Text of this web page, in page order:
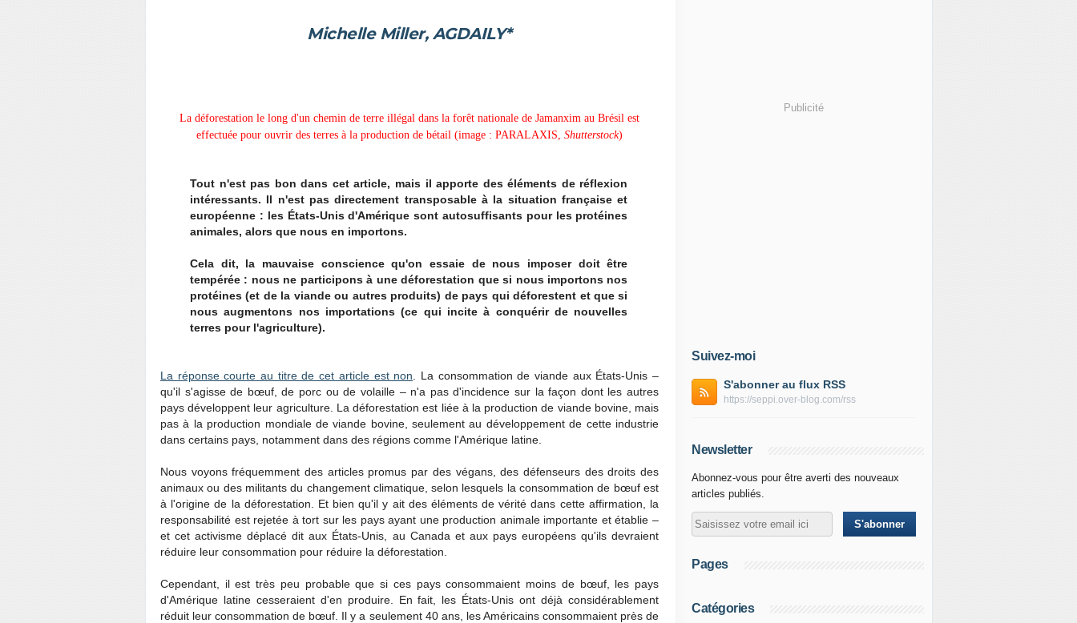
Michelle Miller, AGDAILY*
La déforestation le long d'un chemin de terre illégal dans la forêt nationale de Jamanxim au Brésil est
effectuée pour ouvrir des terres à la production de bétail (image : PARALAXIS, Shutterstock)
Tout n'est pas bon dans cet article, mais il apporte des éléments de réflexion
intéressants. Il n'est pas directement transposable à la situation française et
européenne : les États-Unis d'Amérique sont autosuffisants pour les protéines
animales, alors que nous en importons.
Cela dit, la mauvaise conscience qu'on essaie de nous imposer doit être
tempérée : nous ne participons à une déforestation que si nous importons nos
protéines (et de la viande ou autres produits) de pays qui déforestent et que si
nous augmentons nos importations (ce qui incite à conquérir de nouvelles
terres pour l'agriculture).
La réponse courte au titre de cet article est non . La consommation de viande aux États-Unis –
qu'il s'agisse de bœuf, de porc ou de volaille – n'a pas d'incidence sur la façon dont les autres
pays développent leur agriculture. La déforestation est liée à la production de viande bovine, mais
pas à la production mondiale de viande bovine, seulement au développement de cette industrie
dans certains pays, notamment dans des régions comme l'Amérique latine.
Nous voyons fréquemment des articles promus par des végans, des défenseurs des droits des
animaux ou des militants du changement climatique, selon lesquels la consommation de bœuf est
à l'origine de la déforestation. Et bien qu'il y ait des éléments de vérité dans cette affirmation, la
responsabilité est rejetée à tort sur les pays ayant une production animale importante et établie –
et cet activisme déplacé dit aux États-Unis, au Canada et aux pays européens qu'ils devraient
réduire leur consommation pour réduire la déforestation.
Cependant, il est très peu probable que si ces pays consommaient moins de bœuf, les pays
d'Amérique latine cesseraient d'en produire. En fait, les États-Unis ont déjà considérablement
réduit leur consommation de bœuf. Il y a seulement 40 ans, les Américains consommaient près de
Publicité
Suivez-moi
S'abonner au flux RSS
https://seppi.over-blog.com/rss
Newsletter
Abonnez-vous pour être averti des nouveaux
articles publiés.
Pages
Catégories